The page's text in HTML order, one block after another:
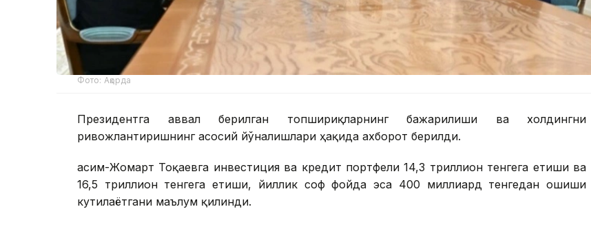
Фото: Ақорда
Президентга аввал берилган топшириқларнинг бажарилиши ва холдингни
ривожлантиришнинг асосий йўналишлари ҳақида ахборот берилди.
Қасим-Жомарт Тоқаевга инвестиция ва кредит портфели 14,3 триллион тенгега етиши ва
16,5 триллион тенгега етиши, йиллик соф фойда эса 400 миллиард тенгедан ошиши
кутилаётгани маълум қилинди.